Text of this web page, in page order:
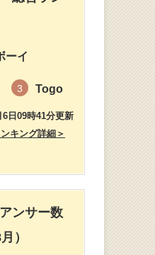
ーイ
3 Togo
6日09時41分更新
キング詳細＞
ンサー数
）